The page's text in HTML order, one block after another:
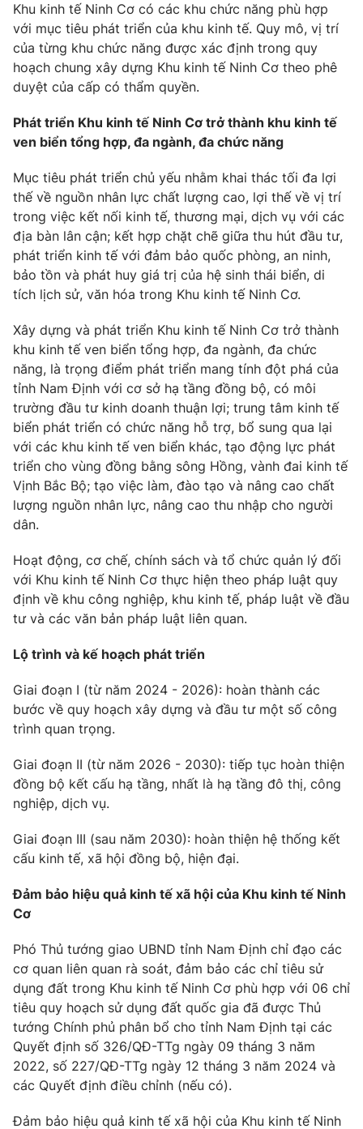
Học trực tuyến
Hitech Công nghệ tương lai
Sản phẩm
Thị trường
Tư vấn
Giao lưu trực tuyến
Lịch phát sóng
Chuyên mục khác
Emagazine Podcast
Photo Infographic
Video Shorts video
VTV Sức khoẻ Bất động sản
Thị trường 24h Tấm lòng Việt
VTV4 Vươn mình bằng AI
VTV9 VTV8
Liên hệ tòa soạn English
Theo dõi báo trên
Cơ quan chủ quản:Đài Truyền hình Việt Nam
Cơ quan báo chí:Thời báo VTV
Giấy phép hoạt động báo in và báo điện tử số 483/GP-BTTTT
Tổng Biên tập:Vũ Thanh Thủy
Phó Tổng Biên tập:
Nguyễn Thị Mỹ Hạnh, Phạm Quốc Thắng,
Nguyễn Trọng Ninh
Tổng đài VTV:
Email: toasoan@vtv.vn
Liên hệ quảng cáo:024-7300.7108
Khu kinh tế Ninh Cơ có các khu chức năng phù hợp
với mục tiêu phát triển của khu kinh tế. Quy mô, vị trí
của từng khu chức năng được xác định trong quy
hoạch chung xây dựng Khu kinh tế Ninh Cơ theo phê
duyệt của cấp có thẩm quyền.
Phát triển Khu kinh tế Ninh Cơ trở thành khu kinh tế
ven biển tổng hợp, đa ngành, đa chức năng
Mục tiêu phát triển chủ yếu nhằm khai thác tối đa lợi
thế về nguồn nhân lực chất lượng cao, lợi thế về vị trí
trong việc kết nối kinh tế, thương mại, dịch vụ với các
địa bàn lân cận; kết hợp chặt chẽ giữa thu hút đầu tư,
phát triển kinh tế với đảm bảo quốc phòng, an ninh,
bảo tồn và phát huy giá trị của hệ sinh thái biển, di
tích lịch sử, văn hóa trong Khu kinh tế Ninh Cơ.
Xây dựng và phát triển Khu kinh tế Ninh Cơ trở thành
khu kinh tế ven biển tổng hợp, đa ngành, đa chức
năng, là trọng điểm phát triển mang tính đột phá của
tỉnh Nam Định với cơ sở hạ tầng đồng bộ, có môi
trường đầu tư kinh doanh thuận lợi; trung tâm kinh tế
biển phát triển có chức năng hỗ trợ, bổ sung qua lại
với các khu kinh tế ven biển khác, tạo động lực phát
triển cho vùng đồng bằng sông Hồng, vành đai kinh tế
Vịnh Bắc Bộ; tạo việc làm, đào tạo và nâng cao chất
lượng nguồn nhân lực, nâng cao thu nhập cho người
dân.
Hoạt động, cơ chế, chính sách và tổ chức quản lý đối
với Khu kinh tế Ninh Cơ thực hiện theo pháp luật quy
định về khu công nghiệp, khu kinh tế, pháp luật về đầu
tư và các văn bản pháp luật liên quan.
Lộ trình và kế hoạch phát triển
Giai đoạn I (từ năm 2024 - 2026): hoàn thành các
bước về quy hoạch xây dựng và đầu tư một số công
trình quan trọng.
Giai đoạn II (từ năm 2026 - 2030): tiếp tục hoàn thiện
đồng bộ kết cấu hạ tầng, nhất là hạ tầng đô thị, công
nghiệp, dịch vụ.
Giai đoạn III (sau năm 2030): hoàn thiện hệ thống kết
cấu kinh tế, xã hội đồng bộ, hiện đại.
Đảm bảo hiệu quả kinh tế xã hội của Khu kinh tế Ninh
Cơ
Phó Thủ tướng giao UBND tỉnh Nam Định chỉ đạo các
cơ quan liên quan rà soát, đảm bảo các chỉ tiêu sử
dụng đất trong Khu kinh tế Ninh Cơ phù hợp với 06 chỉ
tiêu quy hoạch sử dụng đất quốc gia đã được Thủ
tướng Chính phủ phân bổ cho tỉnh Nam Định tại các
Quyết định số 326/QĐ-TTg ngày 09 tháng 3 năm
2022, số 227/QĐ-TTg ngày 12 tháng 3 năm 2024 và
các Quyết định điều chỉnh (nếu có).
Đảm bảo hiệu quả kinh tế xã hội của Khu kinh tế Ninh